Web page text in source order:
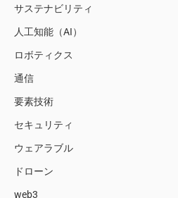
サステナビリティ
人工知能（AI）
ロボティクス
通信
要素技術
セキュリティ
ウェアラブル
ドローン
web3